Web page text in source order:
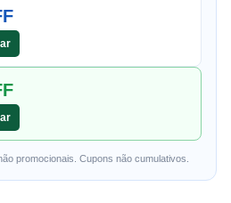
promocionais. Cupons não cumulativos.